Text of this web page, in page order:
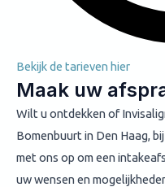
Bekijk de tarieven hier
Maak uw
Wilt u ontdekken of
Bomenbuurt in Den Haag,
met ons op om een
uw wensen en